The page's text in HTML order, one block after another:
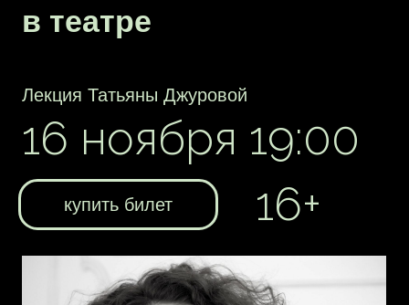
Зрителей ждет рассказ о разных
направлениях работы Русского музея
по мотивам произведений русского
авангарда в сопровождении живой
музыки и показ мультимедийного
фильма «Александр III. Бронзовый
странник».
Направление работы Русского музея,
связанное с развитием и внедрением
мультимедийных технологий
в музейную практику, представит зав.
работы Центра мультимедиа Русского
музея Вероника Абашина.